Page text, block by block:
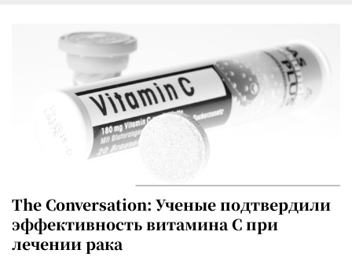
The Conversation: Ученые подтвердили
эффективность витамина C при
лечении рака